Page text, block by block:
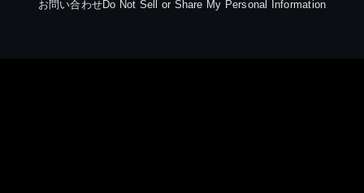
お問い合わせDo Not Sell or Share My Personal Information